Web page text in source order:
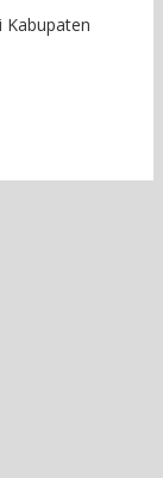
Kabupaten